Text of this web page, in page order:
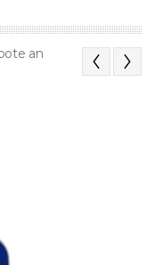
an Previous
Next